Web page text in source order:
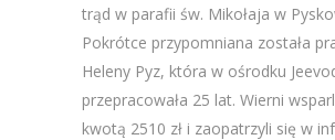
trąd w parafii św. Mikołaja w
Pokrótce przypomniana została
Heleny Pyz, która w ośrodku
przepracowała 25 lat. Wierni
kwotą 2510 zł i zaopatrzyli się w